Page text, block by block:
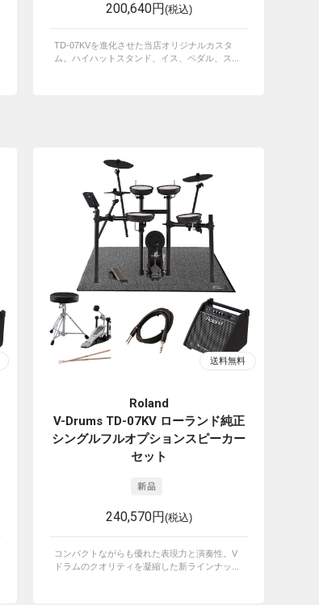
200,640円(税込)
TD-07KVを進化させた当店オリジナルカスタ
ム。ハイハットスタンド、イス、ペダル、ス...
Roland
V-Drums TD-07KV ローランド純正
シングルフルオプションスピーカー
セット
240,570円(税込)
コンパクトながらも優れた表現力と演奏性。V
ドラムのクオリティを凝縮した新ラインナッ...